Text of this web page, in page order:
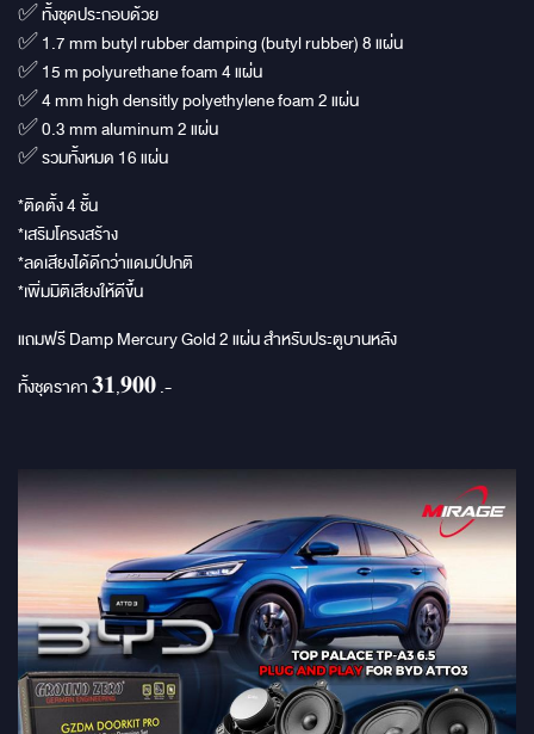
✅ ทั้งชุดประกอบด้วย
✅ 1.7 mm butyl rubber damping (butyl rubber) 8 แผ่น
✅ 15 m polyurethane foam 4 แผ่น
✅ 4 mm high densitly polyethylene foam 2 แผ่น
✅ 0.3 mm aluminum 2 แผ่น
✅ รวมทั้งหมด 16 แผ่น
*ติดตั้ง 4 ชั้น
*เสริมโครงสร้าง
*ลดเสียงได้ดีกว่าแดมป์ปกติ
*เพิ่มมิติเสียงให้ดีขึ้น
แถมฟรี Damp Mercury Gold 2 แผ่น สำหรับประตูบานหลัง
ทั้งชุดราคา 𝟑𝟏,𝟗𝟎𝟎 .-